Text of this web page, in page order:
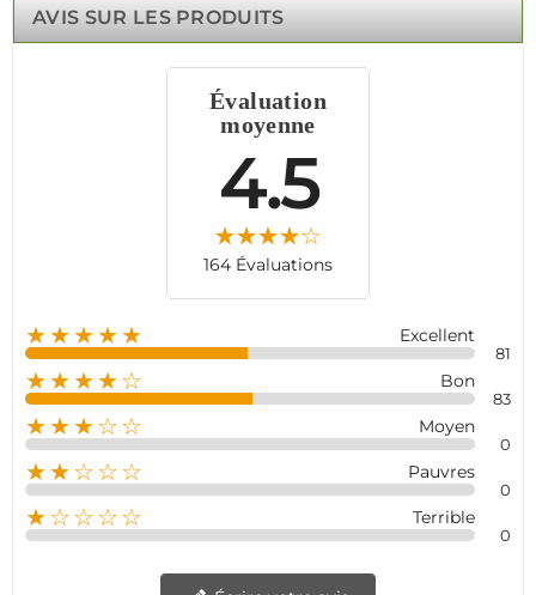
assure une couverture complète de vos accès, tandis que
Profitez de ce système de surveillance performant,
adapté aux garages, sous-sols, et autres espaces
sensibles. Nos solutions Meian sont fiables et sans
AVIS SUR LES PRODUITS
Évaluation
moyenne
4.5
164 Évaluations
★★★★★ Excellent
81
★★★★☆ Bon
83
★★★☆☆ Moyen
0
★★☆☆☆ Pauvres
0
★☆☆☆☆ Terrible
0